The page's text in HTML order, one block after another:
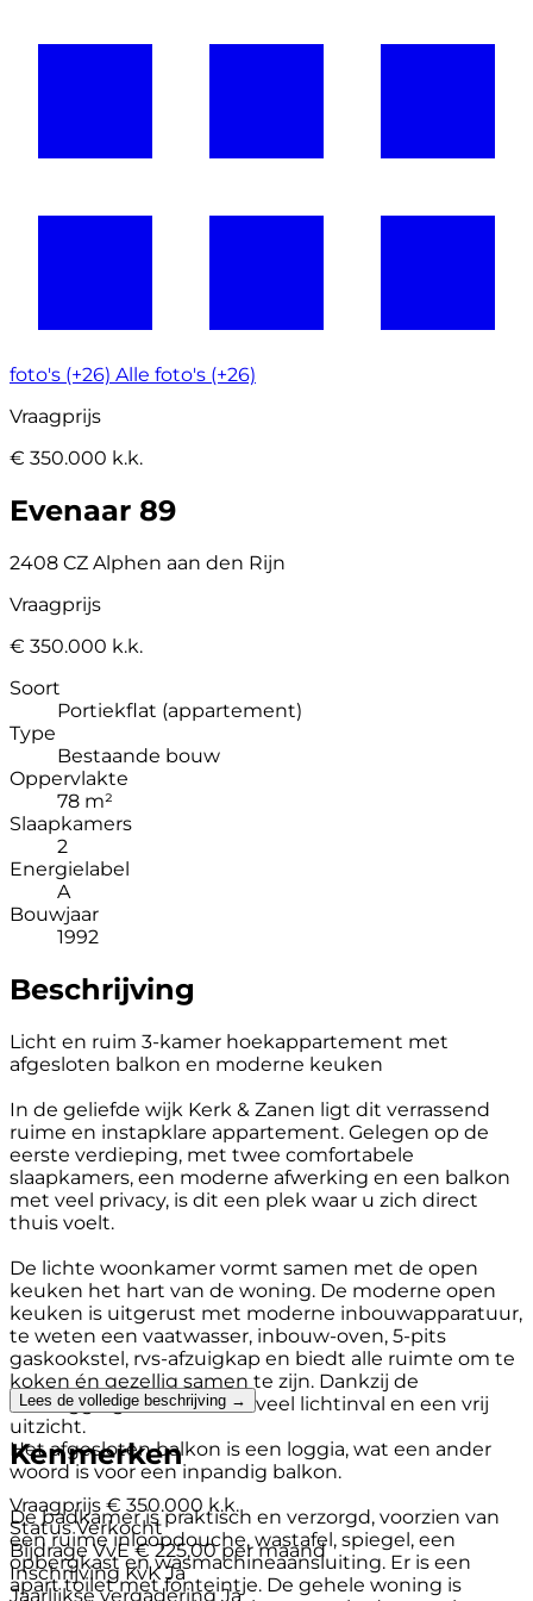
foto's (+26) Alle foto's (+26)
Vraagprijs
€ 350.000 k.k.
Evenaar 89
2408 CZ Alphen aan den Rijn
Vraagprijs
€ 350.000 k.k.
Soort
Portiekflat (appartement)
Type
Bestaande bouw
Oppervlakte
78 m²
Slaapkamers
2
Energielabel
A
Bouwjaar
1992
Beschrijving
Licht en ruim 3-kamer hoekappartement met
afgesloten balkon en moderne keuken
In de geliefde wijk Kerk & Zanen ligt dit verrassend
ruime en instapklare appartement. Gelegen op de
eerste verdieping, met twee comfortabele
slaapkamers, een moderne afwerking en een balkon
met veel privacy, is dit een plek waar u zich direct
thuis voelt.
De lichte woonkamer vormt samen met de open
keuken het hart van de woning. De moderne open
keuken is uitgerust met moderne inbouwapparatuur,
te weten een vaatwasser, inbouw-oven, 5-pits
gaskookstel, rvs-afzuigkap en biedt alle ruimte om te
koken én gezellig samen te zijn. Dankzij de
hoekligging heeft u extra veel lichtinval en een vrij
uitzicht.
Het afgesloten balkon is een loggia, wat een ander
woord is voor een inpandig balkon.
De badkamer is praktisch en verzorgd, voorzien van
een ruime inloopdouche, wastafel, spiegel, een
opbergkast en wasmachineaansluiting. Er is een
apart toilet met fonteintje. De gehele woning is
Lees de volledige beschrijving →
Kenmerken
Vraagprijs € 350.000 k.k.
Status Verkocht
Bijdrage VvE € 225,00 per maand
Inschrijving KvK Ja
Jaarlijkse vergadering Ja